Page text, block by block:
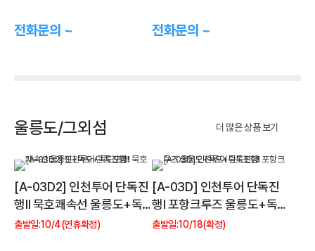
전화문의 ~ 전화문의 ~
울릉도/그외섬 더 많은 상품 보기
[A-03D2] 인천투어 단독진
행Ⅱ 묵호쾌속선 울릉도+독
도+죽도포함!
출발일:10/4(연휴확정)
[A-03D] 인천투어 단독진
행Ⅰ 포항크루즈 울릉도+독도
+죽도포함!
출발일:10/18(확정)